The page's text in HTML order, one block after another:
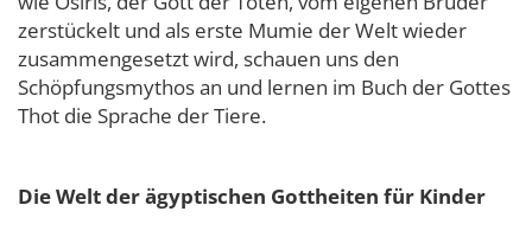
zerstückelt und als erste Mumie der Welt wieder
zusammengesetzt wird, schauen uns den
Schöpfungsmythos an und lernen im Buch der Gottes
Thot die Sprache der Tiere.
Die Welt der ägyptischen Gottheiten für Kinder